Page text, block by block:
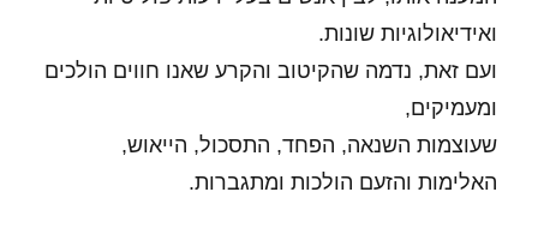
ואידיאולוגיות שונות.
ועם זאת, נדמה שהקיטוב והקרע שאנו חווים הולכים
ומעמיקים,
שעוצמות השנאה, הפחד, התסכול, הייאוש,
האלימות והזעם הולכות ומתגברות.